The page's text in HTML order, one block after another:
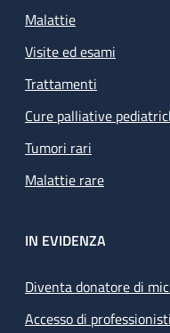
Malattie
Visite ed esami
Trattamenti
Cure palliative
Tumori rari
Malattie rare
IN EVIDENZA
Diventa donatore di
Accesso di